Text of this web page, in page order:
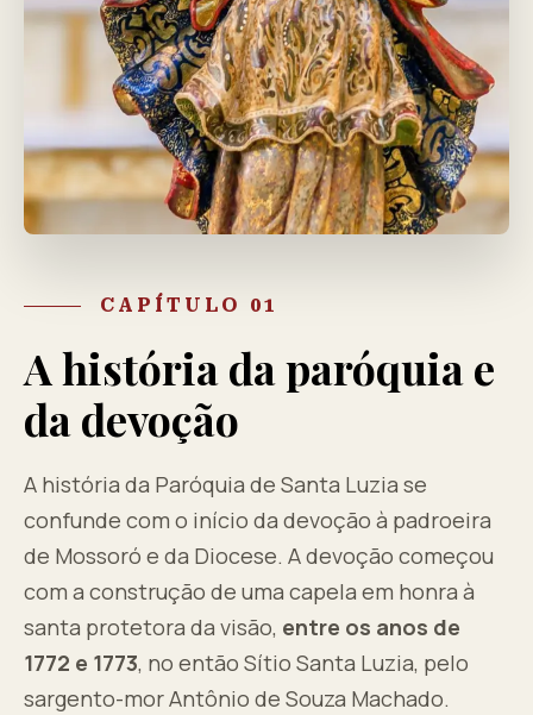
CAPÍTULO 01
A história da paróquia e
da devoção
A história da Paróquia de Santa Luzia se
confunde com o início da devoção à padroeira
de Mossoró e da Diocese. A devoção começou
com a construção de uma capela em honra à
santa protetora da visão, entre os anos de
1772 e 1773, no então Sítio Santa Luzia, pelo
sargento-mor Antônio de Souza Machado.